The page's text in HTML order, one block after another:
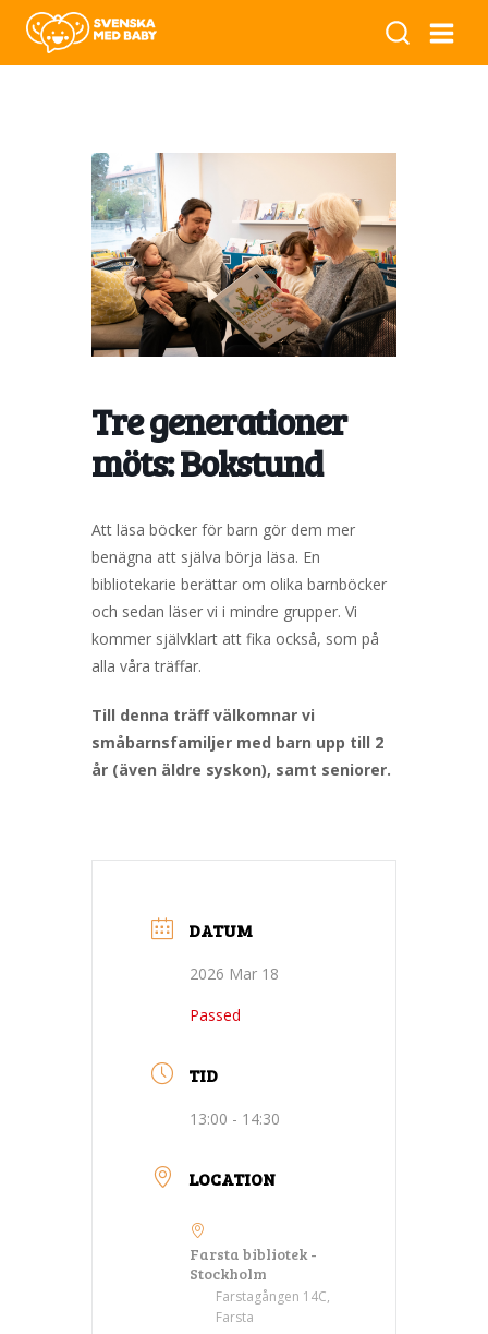
Tre generationer
möts: Bokstund
Att läsa böcker för barn gör dem mer
benägna att själva börja läsa. En
bibliotekarie berättar om olika barnböcker
och sedan läser vi i mindre grupper. Vi
kommer självklart att fika också, som på
alla våra träffar.
Till denna träff välkomnar vi
småbarnsfamiljer med barn upp till 2
år (även äldre syskon), samt seniorer.
DATUM
2026 Mar 18
Passed
TID
13:00 - 14:30
LOCATION
Farsta bibliotek -
Stockholm
Farstagången 14C,
Farsta